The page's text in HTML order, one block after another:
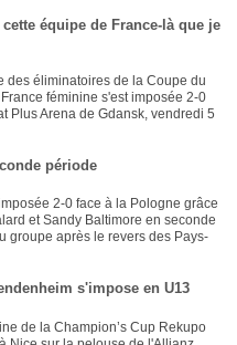
équipe de France-là que je
des éliminatoires de la Coupe du
féminine s'est imposée 2-0
Plus Arena de Gdansk, vendredi 5
période
2-0 face à la Pologne grâce
et Sandy Baltimore en seconde
groupe après le revers des Pays-
s'impose en U13
de la Champion’s Cup Rekupo